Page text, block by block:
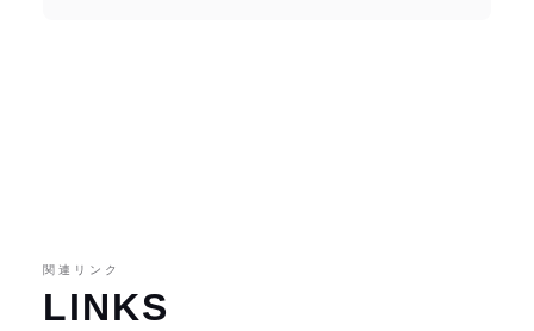
関連リンク
LINKS